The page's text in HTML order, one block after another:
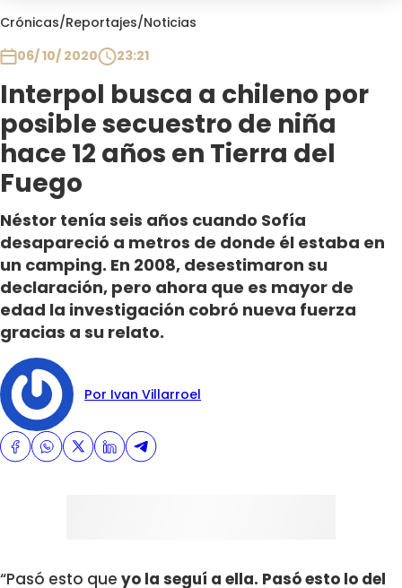
Crónicas/Reportajes/Noticias
06/ 10/ 2020
23:21
Interpol busca a chileno por
posible secuestro de niña
hace 12 años en Tierra del
Fuego
Néstor tenía seis años cuando Sofía
desapareció a metros de donde él estaba en
un camping. En 2008, desestimaron su
declaración, pero ahora que es mayor de
edad la investigación cobró nueva fuerza
gracias a su relato.
Por Ivan Villarroel
“Pasó esto que yo la seguí a ella. Pasó esto lo del
Club De La Comedia
Plan Perfecto
El Tiempo
Sabingo
Todos Los Programas